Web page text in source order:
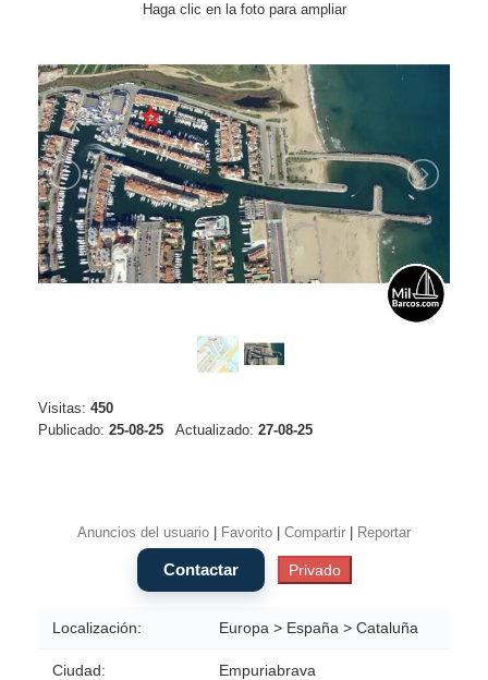
Haga clic en la foto para ampliar
Visitas: 450
Publicado: 25-08-25 Actualizado: 27-08-25
Anuncios del usuario Favorito Compartir Reportar
Localización: Europa > España > Cataluña
Ciudad: Empuriabrava